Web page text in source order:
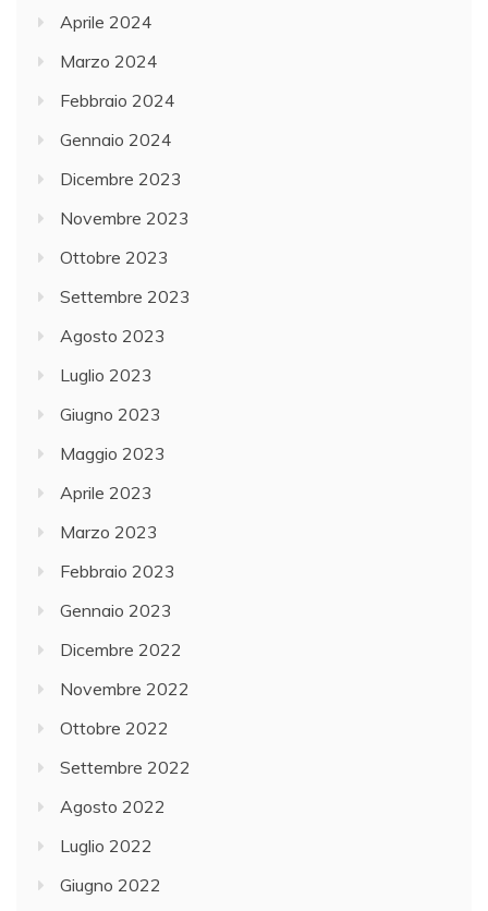
Aprile 2024
Marzo 2024
Febbraio 2024
Gennaio 2024
Dicembre 2023
Novembre 2023
Ottobre 2023
Settembre 2023
Agosto 2023
Luglio 2023
Giugno 2023
Maggio 2023
Aprile 2023
Marzo 2023
Febbraio 2023
Gennaio 2023
Dicembre 2022
Novembre 2022
Ottobre 2022
Settembre 2022
Agosto 2022
Luglio 2022
Giugno 2022